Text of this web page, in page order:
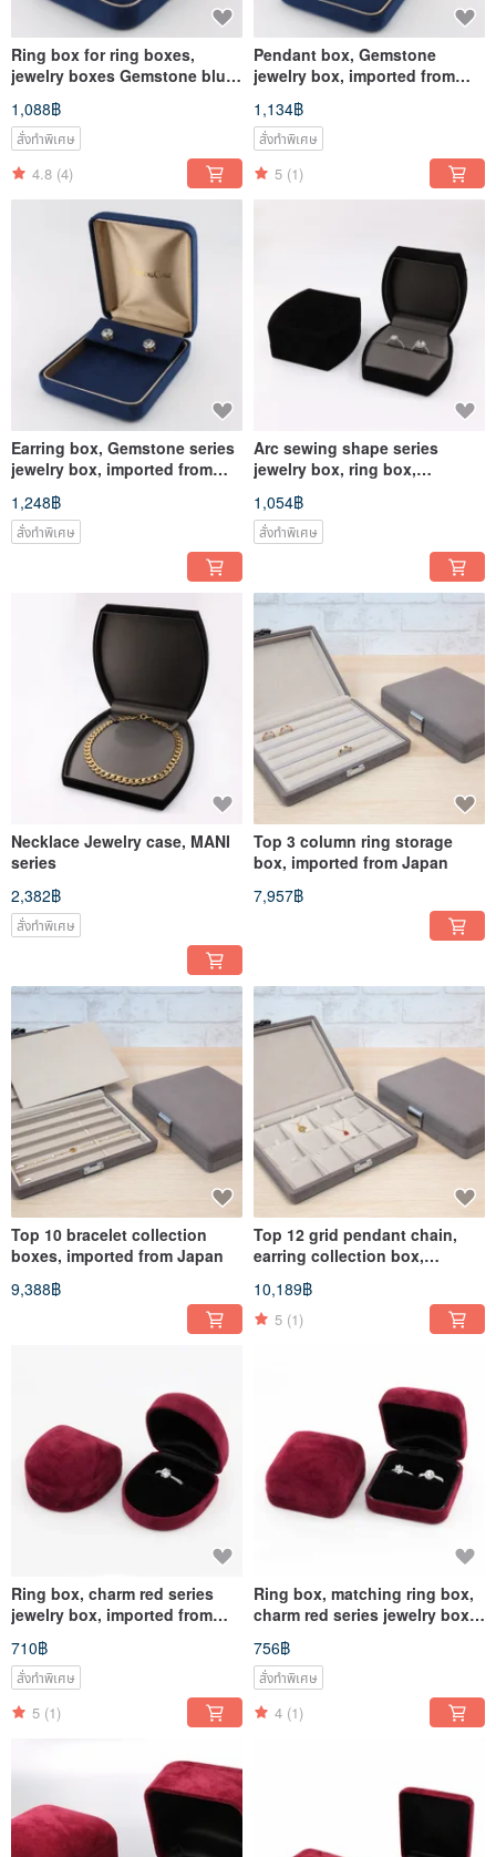
Ring box for ring boxes,
jewelry boxes Gemstone blue
series, imported from Japan
1,088฿
สั่งทำพิเศษ
4.8 (4)
Pendant box, Gemstone
jewelry box, imported from
Japan
1,134฿
สั่งทำพิเศษ
5 (1)
Earring box, Gemstone series
jewelry box, imported from
Japan
1,248฿
สั่งทำพิเศษ
Arc sewing shape series
jewelry box, ring box,
wedding ring box, ring,
wedding ring
1,054฿
สั่งทำพิเศษ
Necklace Jewelry case, MANI
series
2,382฿
สั่งทำพิเศษ
Top 3 column ring storage
box, imported from Japan
7,957฿
Top 10 bracelet collection
boxes, imported from Japan
9,388฿
Top 12 grid pendant chain,
earring collection box,
imported from Japan
10,189฿
5 (1)
Ring box, charm red series
jewelry box, imported from
Japan
710฿
สั่งทำพิเศษ
5 (1)
Ring box, matching ring box,
charm red series jewelry box,
imported from Japan
756฿
สั่งทำพิเศษ
4 (1)